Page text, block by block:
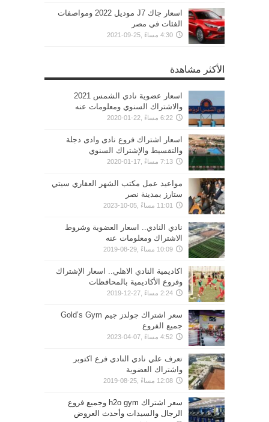
اسعار جاك J7 موديل 2022 ومواصفات
الفئات في مصر
4:30 مساءً ,25-09-2021
الأكثر مشاهدة
اسعار عضوية نادي الشمس 2021
والاشتراك السنوي ومعلومات عنه
6:22 مساءً ,22-01-2020
اسعار اشتراك فروع نادى وادى دجلة
والتقسيط والإشتراك السنوي
7:13 مساءً ,17-01-2020
مواعيد عمل مكتب الشهر العقاري سيتي
ستارز بمدينة نصر
11:01 مساءً ,05-10-2023
نادي النادي.. اسعار العضوية وشروط
الاشتراك ومعلومات عنه
10:09 مساءً ,29-08-2019
اكاديمية النادي الاهلي.. اسعار الإشتراك
وفروع الأكاديمية بالمحافظات
2:24 مساءً ,27-12-2019
سعر اشتراك جولدز جيم Gold’s Gym
جميع الفروع
4:52 مساءً ,07-04-2023
تعرف علي نادي النادي فرع اكتوبر
واشتراك العضوية
12:08 مساءً ,25-08-2019
سعر اشتراك h2o gym وجميع فروع
الرجال والسيدات وأحدث العروض